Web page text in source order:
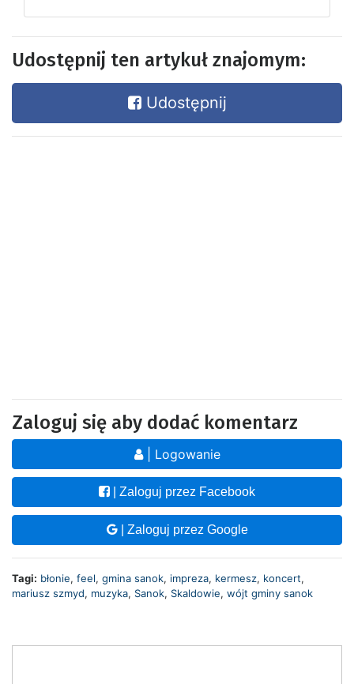
Udostępnij ten artykuł znajomym:
Udostępnij
Zaloguj się aby dodać komentarz
| Logowanie
| Zaloguj przez Facebook
| Zaloguj przez Google
Tagi: błonie, feel, gmina sanok, impreza, kermesz, koncert,
mariusz szmyd, muzyka, Sanok, Skaldowie, wójt gminy sanok